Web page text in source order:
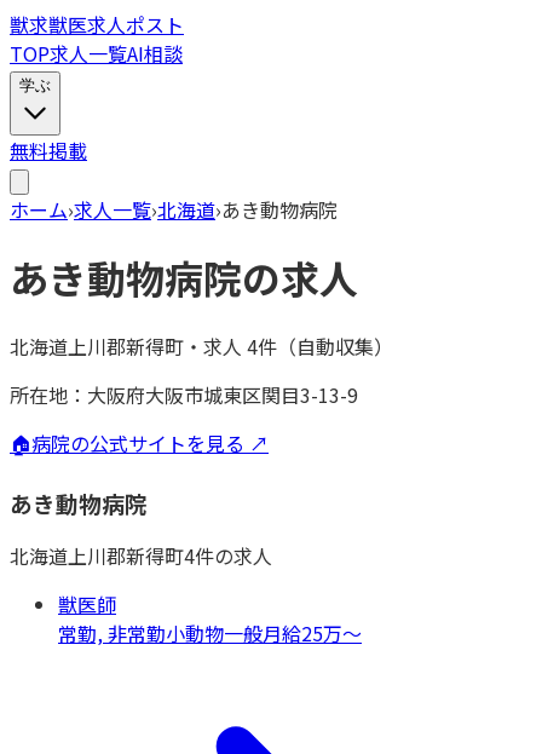
獣求獣医求人ポスト
TOP求人一覧AI相談
学ぶ
無料掲載
ホーム›求人一覧›北海道›あき動物病院
あき動物病院の求人
北海道上川郡新得町 ・ 求人 4件（自動収集）
所在地： 大阪府大阪市城東区関目3-13-9
🏠病院の公式サイトを見る ↗
あき動物病院
北海道上川郡新得町4件の求人
獣医師
常勤, 非常勤小動物一般月給25万〜